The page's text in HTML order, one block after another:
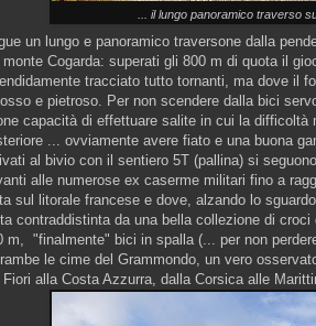
... il lungo panoramico traverso
un lungo e panoramico traversone dalla
monte Cogarda: superati gli 800 m di quota il
tracciato tutto tornanti, ma dove il
e pietroso. Per non scendere dalla bici
capacità di effettuare salite in cui la difficoltà
... ovviamente avere fiato e una buona
al bivio con il sentiero 5T (pallina) si
alle numerose ex caserme militari fino a
sul litorale francese e dove, alzando lo
contraddistinta da una bella collezione di
m, "finalmente" bici in spalla (... per non
le cime del Grammondo, un vero
Fiori alla Costa Azzurra, dalla Corsica alle